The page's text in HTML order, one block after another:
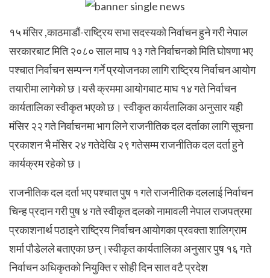
१५ मंसिर ,काठमाडौं-राष्ट्रिय सभा सदस्यको निर्वाचन हुने गरी नेपाल
सरकारबाट मिति २०८० साल माघ १३ गते निर्वाचनको मिति घोषणा भए
पश्चात निर्वाचन सम्पन्न गर्ने प्रयोजनका लागि राष्ट्रिय निर्वाचन आयोग
तयारीमा लागेको छ।यसै क्रममा आयोगबाट माघ १४ गते निर्वाचन
कार्यतालिका स्वीकृत भएको छ। स्वीकृत कार्यतालिका अनुसार यही
मंसिर २२ गते निर्वाचनमा भाग लिने राजनीतिक दल दर्ताका लागि सूचना
प्रकाशन भै मंसिर २४ गतेदेखि २९ गतेसम्म राजनीतिक दल दर्ता हुने
कार्यक्रम रहेको छ।
राजनीतिक दल दर्ता भए पश्चात पुष १ गते राजनीतिक दललाई निर्वाचन
चिन्ह प्रदान गरी पुष ४ गते स्वीकृत दलको नामावली नेपाल राजपत्रमा
प्रकाशनार्थ पठाइने राष्ट्रिय निर्वाचन आयोगका प्रवक्ता शालिग्राम
शर्मा पौडेलले बताएका छन्।स्वीकृत कार्यतालिका अनुसार पुष १६ गते
निर्वाचन अधिकृतको नियुक्ति र सोही दिन सात वटै प्रदेश